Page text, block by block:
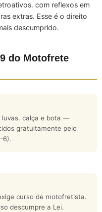
com reflexos em
extras. Esse é o direito
descumprido.
do Motofrete
luvas. calça e bota —
gratuitamente pelo
6).
curso de motofretista.
descumpre a Lei.